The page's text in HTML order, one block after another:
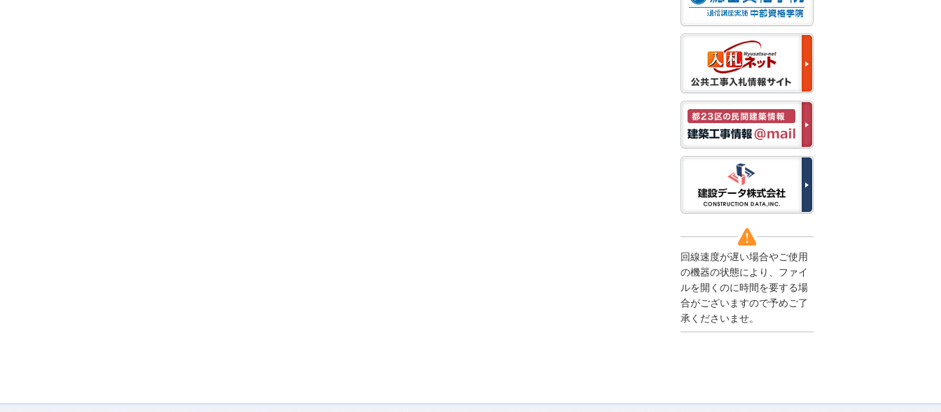
2025/12/22
●年末年始に伴う情報更
新停止のお知らせ●
建設資料館をご利用いた
だき、誠に有難うござい
ます。
下記の期間につきまし
て、弊社休業のため情報
更新を停止させていただ
きます。
【期間】１２月２７日
(土)～１月４日(日)
上記の期間、情報の更新
がされませんので、ご了
承のほど、よろしくお願
なお、情報は１月５日
(月)より登録されます。
2025/08/04
●夏季休業に伴う情報更
新停止のお知らせ●
建設資料館をご利用いた
だき、誠に有難うござい
回線速度が遅い場合やご使用
の機器の状態により、ファイ
ルを開くのに時間を要する場
合がございますので予めご了
承くださいませ。